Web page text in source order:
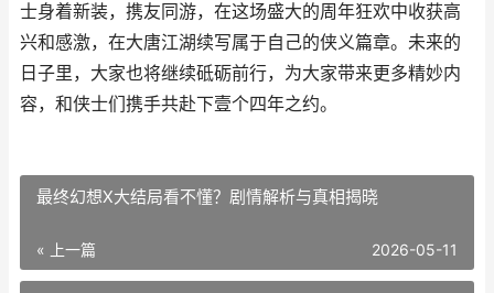
士身着新装，携友同游，在这场盛大的周年狂欢中收获高
兴和感激，在大唐江湖续写属于自己的侠义篇章。未来的
日子里，大家也将继续砥砺前行，为大家带来更多精妙内
容，和侠士们携手共赴下壹个四年之约。
最终幻想X大结局看不懂？剧情解析与真相揭晓
« 上一篇 2026-05-11